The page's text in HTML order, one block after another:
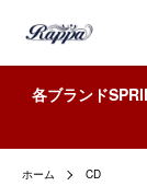
各ブランド
ホーム CD